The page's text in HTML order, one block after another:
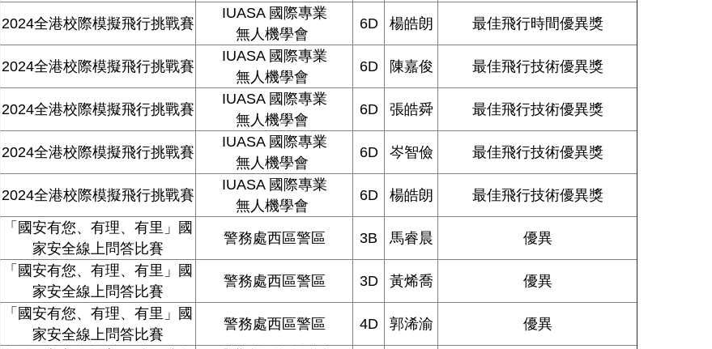
2024全港校際模擬飛行挑戰賽
IUASA 國際專業
無人機學會
6D 楊皓朗 最佳飛行時間優異獎
2024全港校際模擬飛行挑戰賽
IUASA 國際專業
無人機學會
6D 陳嘉俊 最佳飛行技術優異獎
2024全港校際模擬飛行挑戰賽
IUASA 國際專業
無人機學會
6D 張皓舜 最佳飛行技術優異獎
2024全港校際模擬飛行挑戰賽
IUASA 國際專業
無人機學會
6D 岑智儉 最佳飛行技術優異獎
2024全港校際模擬飛行挑戰賽
IUASA 國際專業
無人機學會
6D 楊皓朗 最佳飛行技術優異獎
「國安有您、有理、有里」國
家安全線上問答比賽
警務處西區警區 3B 馬睿晨 優異
「國安有您、有理、有里」國
家安全線上問答比賽
警務處西區警區 3D 黃烯喬 優異
「國安有您、有理、有里」國
家安全線上問答比賽
警務處西區警區 4D 郭浠渝 優異